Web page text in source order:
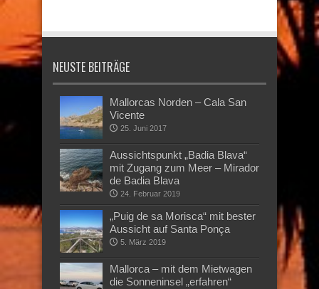
NEUSTE BEITRÄGE
Mallorcas Norden – Cala San
Vicente
25. Juni 2017
Aussichtspunkt „Badia Blava“
mit Zugang zum Meer – Mirador
de Badia Blava
24. Februar 2019
„Puig de sa Morisca“ mit bester
Aussicht auf Santa Ponça
5. März 2019
Mallorca – mit dem Mietwagen
die Sonneninsel „erfahren“